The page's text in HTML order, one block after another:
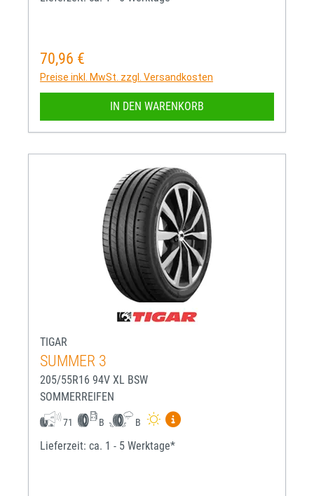
Regulärer Preis:
70,96 €
Preise inkl. MwSt. zzgl. Versandkosten
IN DEN WARENKORB
TIGAR
SUMMER 3
205/55R16 94V XL BSW
SOMMERREIFEN
71 B B
Mehr Informationen zum
Lieferzeit: ca. 1 - 5 Werktage*